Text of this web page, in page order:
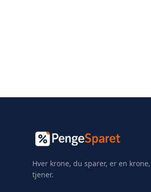
Hver krone, du sparer, er en
tjener.